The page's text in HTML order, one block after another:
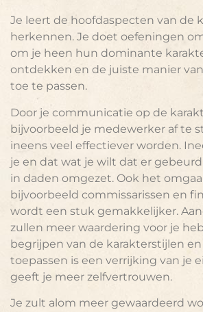
Je leert de hoofdaspecten van de
herkennen. Je doet oefeningen
om je heen hun dominante
ontdekken en de juiste manier
toe te passen.
Door je communicatie op de
bijvoorbeeld je medewerker af te
ineens veel effectiever worden.
je en dat wat je wilt dat er
in daden omgezet. Ook het
bijvoorbeeld commissarissen en
wordt een stuk gemakkelijker.
zullen meer waardering voor je
begrijpen van de karakterstijlen
toepassen is een verrijking van je
geeft je meer zelfvertrouwen.
Je zult alom meer gewaardeerd